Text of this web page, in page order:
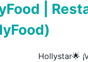
|
)
Hollystar🌟